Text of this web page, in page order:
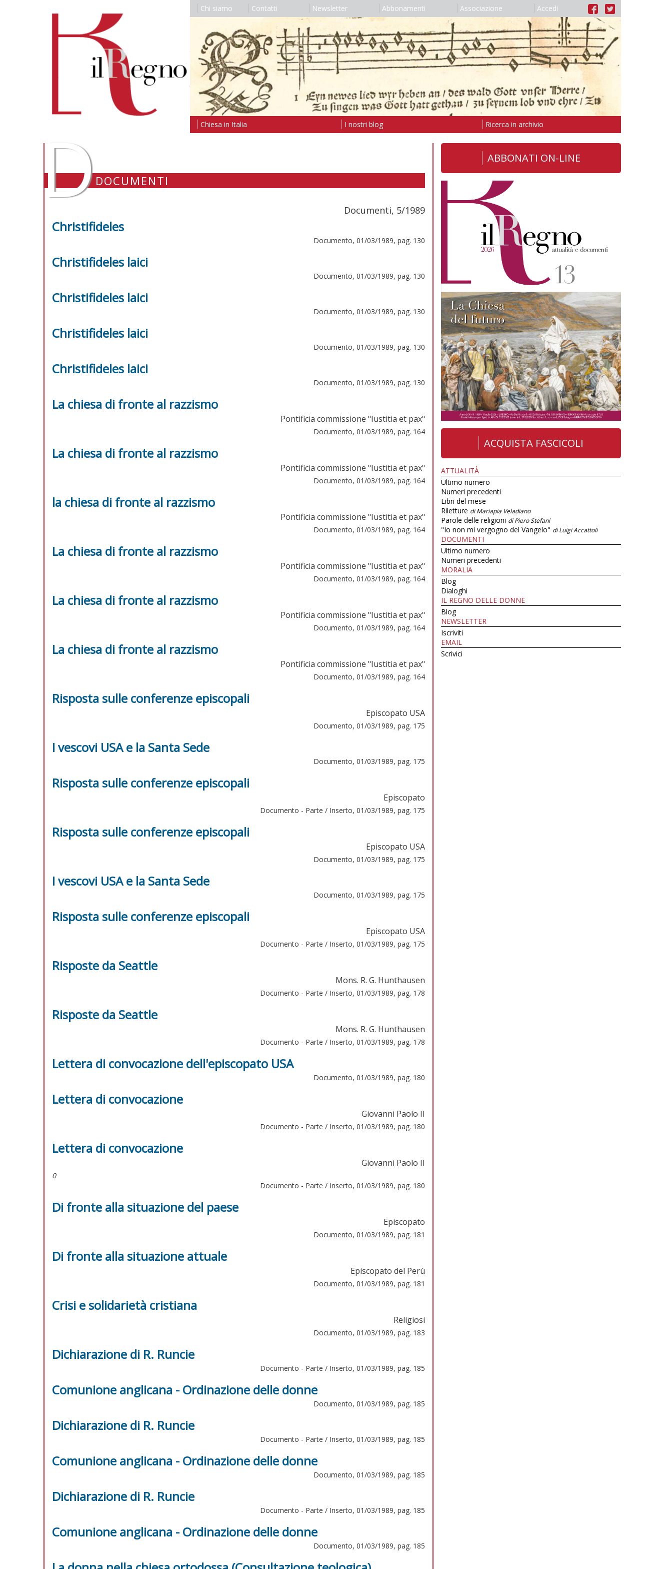
Chi siamo Contatti Newsletter Abbonamenti Associazione Accedi
Chiesa in Italia I nostri blog Ricerca in archivio
DDOCUMENTI
Documenti, 5/1989
Christifideles
Documento, 01/03/1989, pag. 130
Christifideles laici
Documento, 01/03/1989, pag. 130
Christifideles laici
Documento, 01/03/1989, pag. 130
Christifideles laici
Documento, 01/03/1989, pag. 130
Christifideles laici
Documento, 01/03/1989, pag. 130
La chiesa di fronte al razzismo
Pontificia commissione "Iustitia et pax"
Documento, 01/03/1989, pag. 164
La chiesa di fronte al razzismo
Pontificia commissione "Iustitia et pax"
Documento, 01/03/1989, pag. 164
la chiesa di fronte al razzismo
Pontificia commissione "Iustitia et pax"
Documento, 01/03/1989, pag. 164
La chiesa di fronte al razzismo
Pontificia commissione "Iustitia et pax"
Documento, 01/03/1989, pag. 164
La chiesa di fronte al razzismo
Pontificia commissione "Iustitia et pax"
Documento, 01/03/1989, pag. 164
La chiesa di fronte al razzismo
Pontificia commissione "Iustitia et pax"
Documento, 01/03/1989, pag. 164
Risposta sulle conferenze episcopali
Episcopato USA
Documento, 01/03/1989, pag. 175
I vescovi USA e la Santa Sede
Documento, 01/03/1989, pag. 175
Risposta sulle conferenze episcopali
Episcopato
Documento - Parte / Inserto, 01/03/1989, pag. 175
Risposta sulle conferenze episcopali
Episcopato USA
Documento, 01/03/1989, pag. 175
I vescovi USA e la Santa Sede
Documento, 01/03/1989, pag. 175
Risposta sulle conferenze episcopali
Episcopato USA
Documento - Parte / Inserto, 01/03/1989, pag. 175
Risposte da Seattle
Mons. R. G. Hunthausen
Documento - Parte / Inserto, 01/03/1989, pag. 178
Risposte da Seattle
Mons. R. G. Hunthausen
Documento - Parte / Inserto, 01/03/1989, pag. 178
Lettera di convocazione dell'episcopato USA
Documento, 01/03/1989, pag. 180
Lettera di convocazione
Giovanni Paolo II
Documento - Parte / Inserto, 01/03/1989, pag. 180
Lettera di convocazione
Giovanni Paolo II
0
Documento - Parte / Inserto, 01/03/1989, pag. 180
Di fronte alla situazione del paese
Episcopato
Documento, 01/03/1989, pag. 181
Di fronte alla situazione attuale
Episcopato del Perù
Documento, 01/03/1989, pag. 181
Crisi e solidarietà cristiana
Religiosi
Documento, 01/03/1989, pag. 183
Dichiarazione di R. Runcie
Documento - Parte / Inserto, 01/03/1989, pag. 185
Comunione anglicana - Ordinazione delle donne
Documento, 01/03/1989, pag. 185
Dichiarazione di R. Runcie
Documento - Parte / Inserto, 01/03/1989, pag. 185
Comunione anglicana - Ordinazione delle donne
Documento, 01/03/1989, pag. 185
Dichiarazione di R. Runcie
Documento - Parte / Inserto, 01/03/1989, pag. 185
Comunione anglicana - Ordinazione delle donne
Documento, 01/03/1989, pag. 185
ABBONATI ON-LINE
ACQUISTA FASCICOLI
ATTUALITÀ
Ultimo numero
Numeri precedenti
Libri del mese
Riletture di Mariapia Veladiano
Parole delle religioni di Piero Stefani
"Io non mi vergogno del Vangelo" di Luigi Accattoli
DOCUMENTI
Ultimo numero
Numeri precedenti
MORALIA
Blog
Dialoghi
IL REGNO DELLE DONNE
Blog
NEWSLETTER
Iscriviti
EMAIL
Scrivici